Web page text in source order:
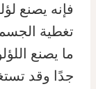
فإنه يصنع
تغطية
ما يصنع
جدًا وقد